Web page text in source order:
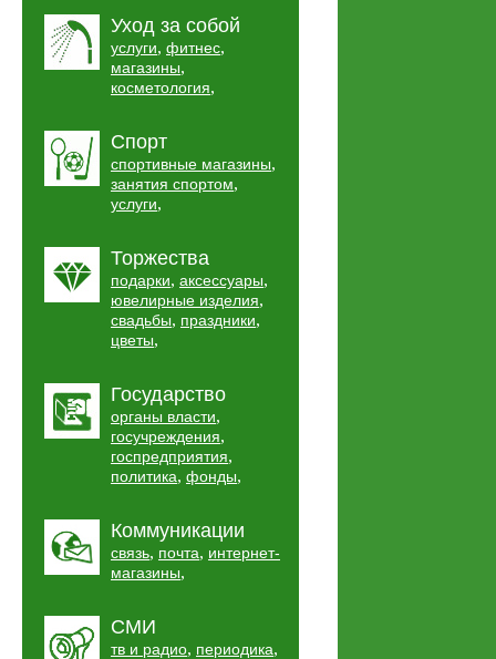
Уход за собой
услуги, фитнес,
магазины,
косметология,
Спорт
спортивные магазины,
занятия спортом,
услуги,
Торжества
подарки, аксессуары,
ювелирные изделия,
свадьбы, праздники,
цветы,
Государство
органы власти,
госучреждения,
госпредприятия,
политика, фонды,
Коммуникации
связь, почта, интернет-
магазины,
СМИ
тв и радио, периодика,